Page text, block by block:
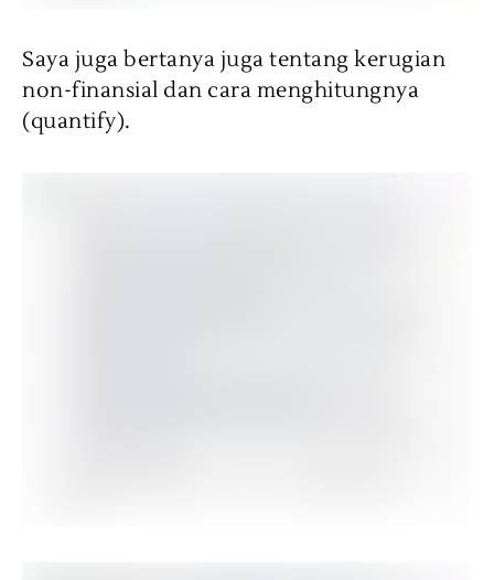
Saya juga bertanya juga tentang kerugian
non-finansial dan cara menghitungnya
(quantify).